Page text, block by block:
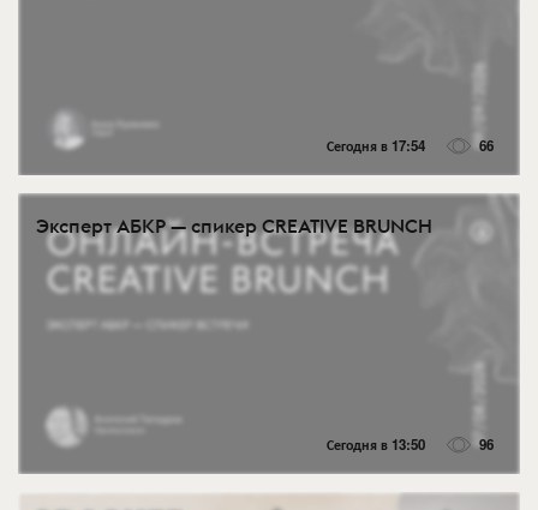
Сегодня в 17:54 66
Эксперт АБКР — спикер CREATIVE BRUNCH
Сегодня в 13:50 96